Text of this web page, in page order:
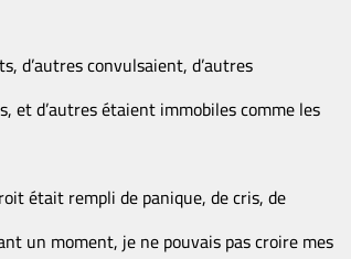
d’autres convulsaient, d’autres
et d’autres étaient immobiles comme les
était rempli de panique, de cris, de
un moment, je ne pouvais pas croire mes